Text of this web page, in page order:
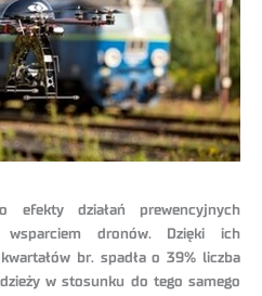
efekty działań prewencyjnych
wsparciem dronów. Dzięki ich
br. spadła o 39% liczba
w stosunku do tego samego